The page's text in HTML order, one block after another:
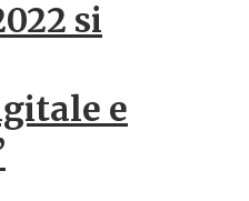
si
e